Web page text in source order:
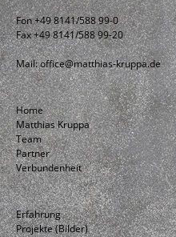
Fon +49 8141/588 99-0
Fax +49 8141/588 99-20
Mail:office@matthias-kruppa.de
Home
Matthias Kruppa
Team
Partner
Verbundenheit
Erfahrung
Projekte (Bilder)